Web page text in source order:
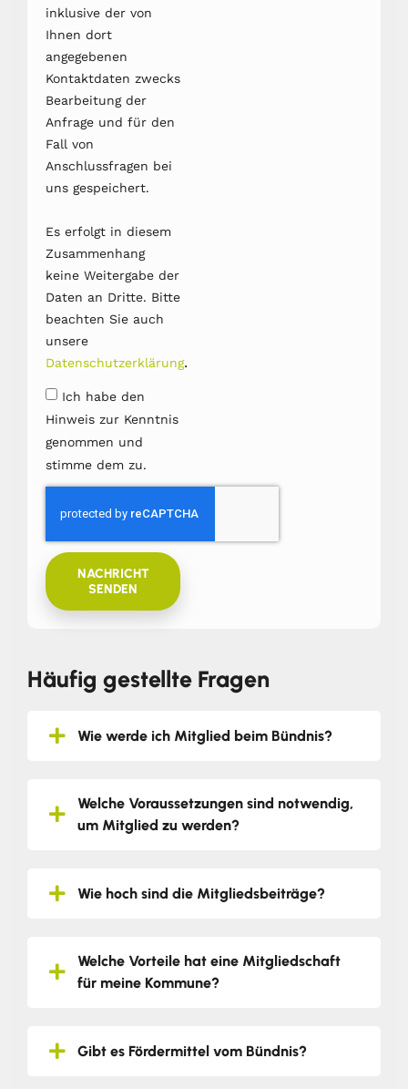
inklusive der von
Ihnen dort
angegebenen
Kontaktdaten zwecks
Bearbeitung der
Anfrage und für den
Fall von
Anschlussfragen bei
uns gespeichert.
Es erfolgt in diesem
Zusammenhang
keine Weitergabe der
Daten an Dritte. Bitte
beachten Sie auch
unsere
Datenschutzerklärung.
Ich habe den
Hinweis zur Kenntnis
genommen und
stimme dem zu.
NACHRICHT
SENDEN
Häufig gestellte Fragen
Wie werde ich Mitglied beim Bündnis?
Welche Voraussetzungen sind notwendig,
um Mitglied zu werden?
Wie hoch sind die Mitgliedsbeiträge?
Welche Vorteile hat eine Mitgliedschaft
für meine Kommune?
Gibt es Fördermittel vom Bündnis?